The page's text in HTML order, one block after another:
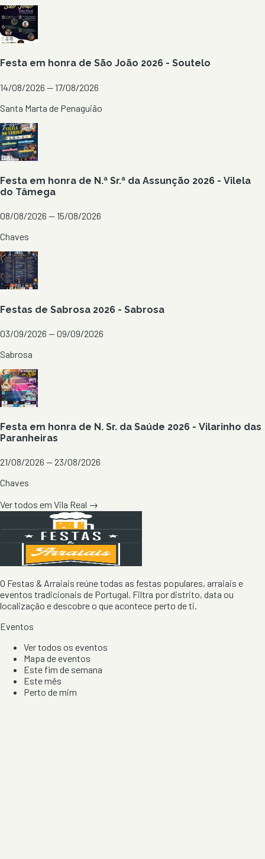
Festa em honra de São João 2026 - Soutelo
14/08/2026 — 17/08/2026
Santa Marta de Penaguião
Festa em honra de N.ª Sr.ª da Assunção 2026 - Vilela
do Tâmega
08/08/2026 — 15/08/2026
Chaves
Festas de Sabrosa 2026 - Sabrosa
03/09/2026 — 09/09/2026
Sabrosa
Festa em honra de N. Sr. da Saúde 2026 - Vilarinho das
Paranheiras
21/08/2026 — 23/08/2026
Chaves
Ver todos em Vila Real →
O Festas & Arraiais reúne todas as festas populares, arraiais e
eventos tradicionais de Portugal. Filtra por distrito, data ou
localização e descobre o que acontece perto de ti.
Eventos
Ver todos os eventos
Mapa de eventos
Este fim de semana
Este mês
Perto de mim